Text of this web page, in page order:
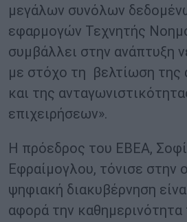
μεγάλων συνόλων
εφαρμογών Τεχνητής
συμβάλλει στην ανάπτυξη
με στόχο τη βελτίωση της
και της
επιχειρήσεων».
Η πρόεδρος του ΕΒΕΑ,
Εφραίμογλου, τόνισε στην
ψηφιακή διακυβέρνηση
αφορά την